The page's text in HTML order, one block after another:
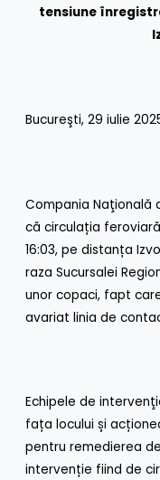
tensiune
Bucureşti, 29 iulie
Compania Naţională
că circulația
16:03, pe distanța
raza Sucursalei
unor copaci, fapt
avariat linia de
Echipele de
fața locului și
pentru remedierea
intervenție fiind de